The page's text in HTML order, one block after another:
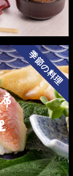
季節の料理